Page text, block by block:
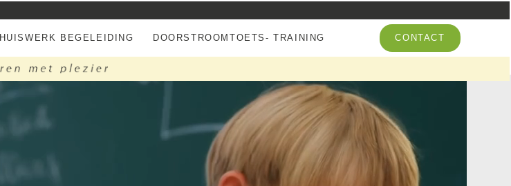
HUISWERK BEGELEIDING
DOORSTROOMTOETS- TRAINING CONTACT